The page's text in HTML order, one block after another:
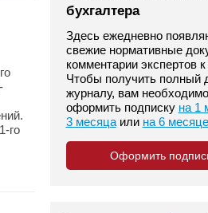
Гострудинспекция в г. Москве
Конституционный Суд
Минфин
Пенсионный фонд
Правительство
го
бухгалтера
Здесь ежедневно
свежие нормативные
комментарии экспертов
Чтобы получить полный
журналу, вам необходимо
оформить подписку на 1
3 месяцаили на 6
Оформить